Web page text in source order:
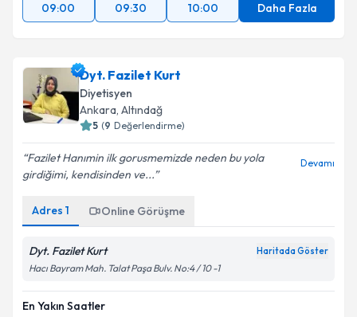
09:00
09:30 10:00 Daha Fazla
Dyt. Fazilet Kurt
Diyetisyen
Ankara, Altındağ
5 (9 Değerlendirme)
Fazilet Hanımin ilk gorusmemizde neden bu yola
girdiğimi, kendisinden ve...
Devamı
Adres 1 Online Görüşme
Dyt. Fazilet Kurt Haritada Göster
Hacı Bayram Mah. Talat Paşa Bulv. No:4 / 10 -1
En Yakın Saatler